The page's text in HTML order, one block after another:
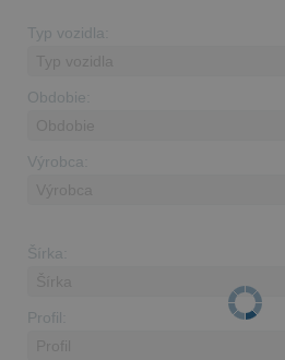
Typ vozidla:
Obdobie:
Výrobca:
Šírka:
Profil: